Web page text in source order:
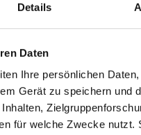
Details
Daten
Ihre persönlichen
Gerät zu speichern und
für welche Zwecke